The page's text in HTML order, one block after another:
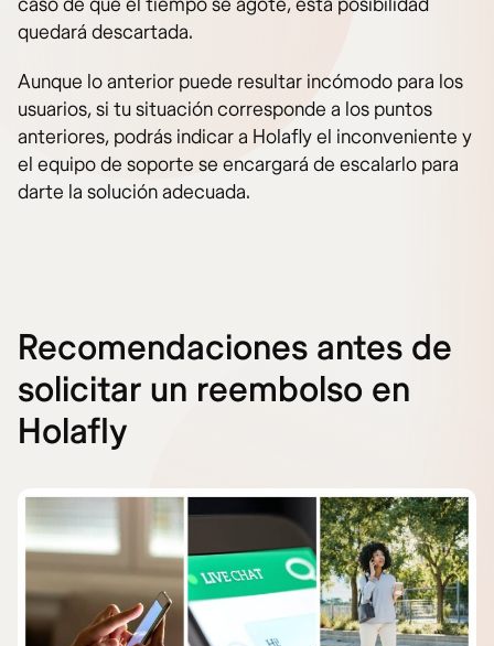
quedará descartada.
Aunque lo anterior puede resultar incómodo para los
usuarios, si tu situación corresponde a los puntos
anteriores, podrás indicar a Holafly el inconveniente y
el equipo de soporte se encargará de escalarlo para
darte la solución adecuada.
Recomendaciones antes de
solicitar un reembolso en
Holafly